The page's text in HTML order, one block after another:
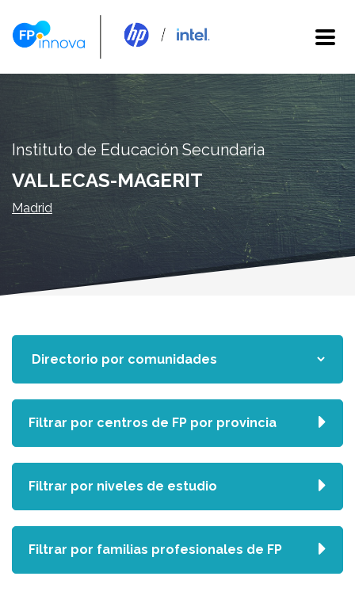
Instituto de Educación Secundaria
VALLECAS-MAGERIT
Madrid
Filtrar por centros de FP por provincia
Filtrar por niveles de estudio
Filtrar por familias profesionales de FP